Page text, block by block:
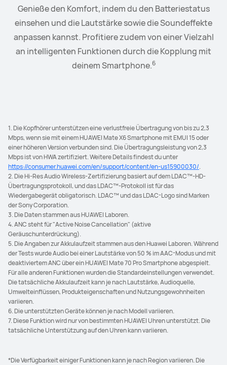
Genieße den Komfort, indem du den Batteriestatus
einsehen und die Lautstärke sowie die Soundeffekte
anpassen kannst. Profitiere zudem von einer Vielzahl
an intelligenten Funktionen durch die Kopplung mit
deinem Smartphone.6
Verbinde die Uhr mit deinen Kopfhörern oder deinen
Lautsprechern. Steuere die Wiedergabe sowie die
Lautstärke bequem von deinem Handgelenk aus.7
1. Die Kopfhörer unterstützen eine verlustfreie Übertragung von bis zu 2,3
Mbps, wenn sie mit einem HUAWEI Mate X6 Smartphone mit EMUI 15 oder
einer höheren Version verbunden sind. Die Übertragungsleistung von 2,3
Mbps ist von HWA zertifiziert. Weitere Details findest du unter
https://consumer.huawei.com/en/support/content/en-us15900030/.
2. Die Hi-Res Audio Wireless-Zertifizierung basiert auf dem LDAC™-HD-
Übertragungsprotokoll, und das LDAC™-Protokoll ist für das
Wiedergabegerät obligatorisch. LDAC™ und das LDAC-Logo sind Marken
der Sony Corporation.
3. Die Daten stammen aus HUAWEI Laboren.
4. ANC steht für "Active Noise Cancellation" (aktive
Geräuschunterdrückung).
5. Die Angaben zur Akkulaufzeit stammen aus den Huawei Laboren. Während
der Tests wurde Audio bei einer Lautstärke von 50 % im AAC-Modus und mit
deaktiviertem ANC über ein HUAWEI Mate 70 Pro Smartphone abgespielt.
Für alle anderen Funktionen wurden die Standardeinstellungen verwendet.
Die tatsächliche Akkulaufzeit kann je nach Lautstärke, Audioquelle,
Umwelteinflüssen, Produkteigenschaften und Nutzungsgewohnheiten
variieren.
6. Die unterstützten Geräte können je nach Modell variieren.
7. Diese Funktion wird nur von bestimmten HUAWEI Uhren unterstützt. Die
tatsächliche Unterstützung auf den Uhren kann variieren.
*Die Verfügbarkeit einiger Funktionen kann je nach Region variieren. Die